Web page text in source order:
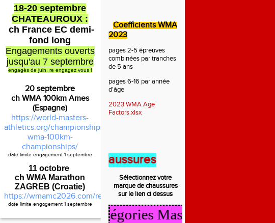
18-20 septembre
CHATEAUROUX :
ch France EC demi-
fond long
Engagements ouverts
jusqu'au 7 septembre
engagés de juin, re engagez vous !
20 septembre
ch WMA 100km Ames
(Espagne)
https://world-masters-
athletics.org/championships/2026-
wma-100km-
championships/
date limite engagement 1 septembre
11 octobre
ch WMA Marathon
ZAGREB (Croatie)
https://wmamc2026.com/register.html
date limite engagement 1 septembre
Coefficients WMA
2023
pages 2-5 épreuves
combinées par tranches
de 5 ans
pages 6-16 par année
d'âge
2023 WMA Age
Factors.xlsx
Règlement des chaussures
Sélectionnez votre
marque de chaussures
sur le lien ci dessus
Calcul Catégories Masters 2025/2026